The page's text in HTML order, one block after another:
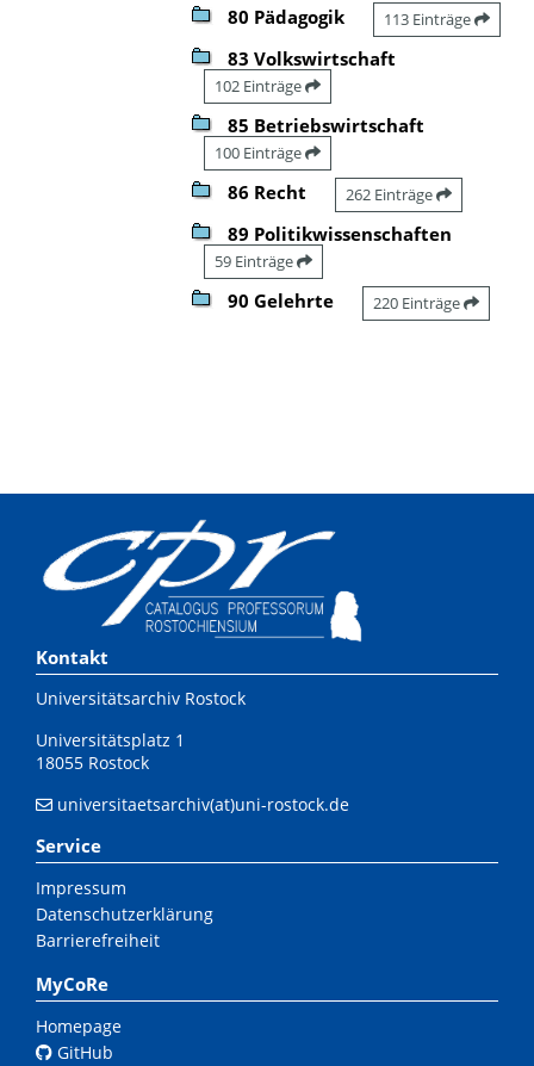
80 Pädagogik 113 Einträge
83 Volkswirtschaft
102 Einträge
85 Betriebswirtschaft
100 Einträge
86 Recht 262 Einträge
89 Politikwissenschaften
59 Einträge
90 Gelehrte 220 Einträge
Kontakt
Universitätsarchiv Rostock
Universitätsplatz 1
18055 Rostock
universitaetsarchiv(at)uni-rostock.de
Service
Impressum
Datenschutzerklärung
Barrierefreiheit
MyCoRe
Homepage
GitHub